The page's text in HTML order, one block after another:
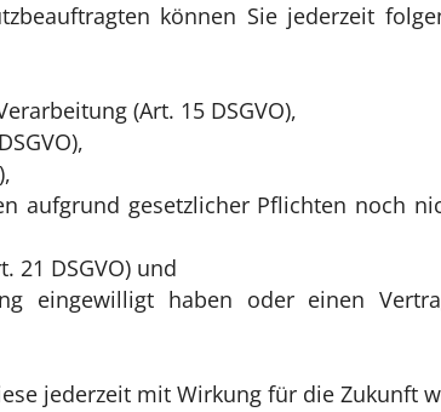
können Sie jederzeit
(Art. 15 DSGVO),
aufgrund gesetzlicher Pflichten noch
21 DSGVO) und
eingewilligt haben oder einen
jederzeit mit Wirkung für die Zukunft